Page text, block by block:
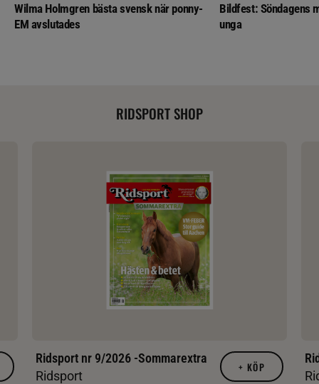
Wilma Holmgren bästa svensk när ponny-
EM avslutades
Bildfest: Söndagens
unga
RIDSPORT SHOP
Ridsport nr 9/2026 -Sommarextra
Ridsport
+ KÖP